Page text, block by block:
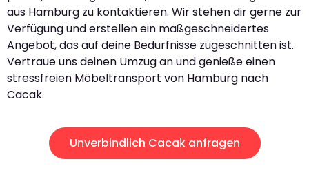
aus Hamburg zu kontaktieren. Wir stehen dir gerne zur
Verfügung und erstellen ein maßgeschneidertes
Angebot, das auf deine Bedürfnisse zugeschnitten ist.
Vertraue uns deinen Umzug an und genieße einen
stressfreien Möbeltransport von Hamburg nach
Cacak.
Unverbindlich Cacak anfragen